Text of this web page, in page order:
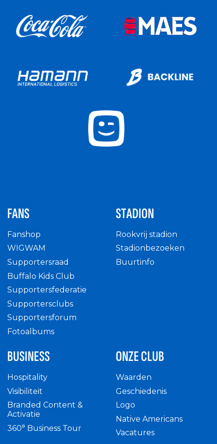
FANS
Fanshop
WIGWAM
Supportersraad
Buffalo Kids Club
Supportersfederatie
Supportersclubs
Supportersforum
Fotoalbums
STADION
Rookvrij stadion
Stadionbezoeken
Buurtinfo
BUSINESS
Hospitality
Visibiliteit
Branded Content &
Activatie
360° Business Tour
ONZE CLUB
Waarden
Geschiedenis
Logo
Native Americans
Vacatures